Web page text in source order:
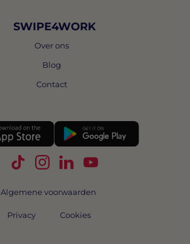
SWIPE4WORK
Over ons
Blog
Contact
Volg Swipe4Work op TikTok
Volg Swipe4Work op
Volg Swipe4Work op
Volg Swipe4Work
Algemene voorwaarden
Privacy Cookies